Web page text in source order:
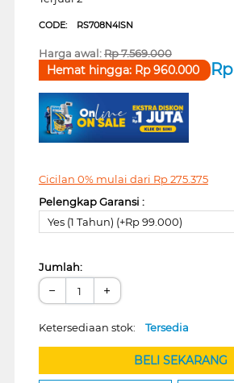
CODE: RS708N4ISN
Harga awal:Rp7.569.000
Rp
Hemat hingga: Rp960.000
Cicilan 0% mulai dari Rp275.375
Pelengkap Garansi :
Yes (1 Tahun) (+Rp 99.000)
Jumlah:
− +
Ketersediaan stok: Tersedia
BELI SEKARANG